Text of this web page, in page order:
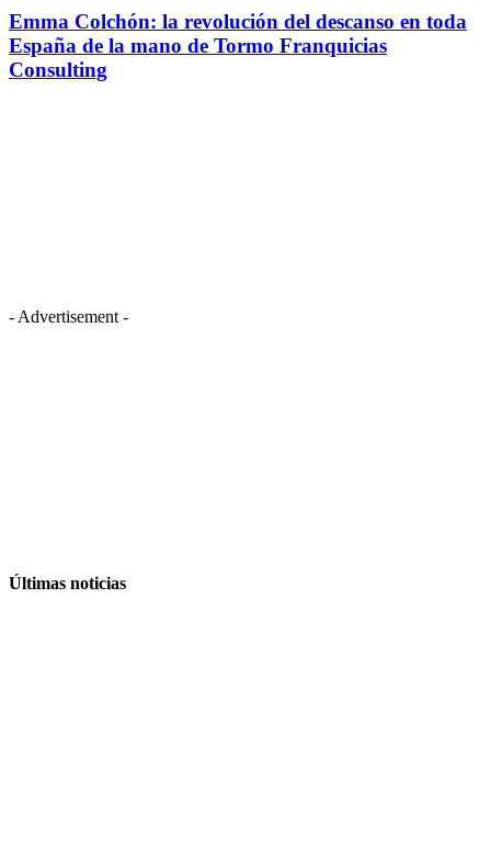
Emma Colchón: la revolución del descanso en toda
España de la mano de Tormo Franquicias
Consulting
- Advertisement -
Últimas noticias